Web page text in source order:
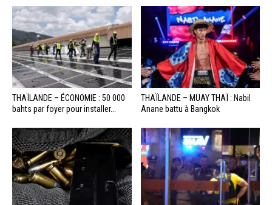
THAÏLANDE – ÉCONOMIE : 50 000
bahts par foyer pour installer...
THAÏLANDE – MUAY THAÏ : Nabil
Anane battu à Bangkok